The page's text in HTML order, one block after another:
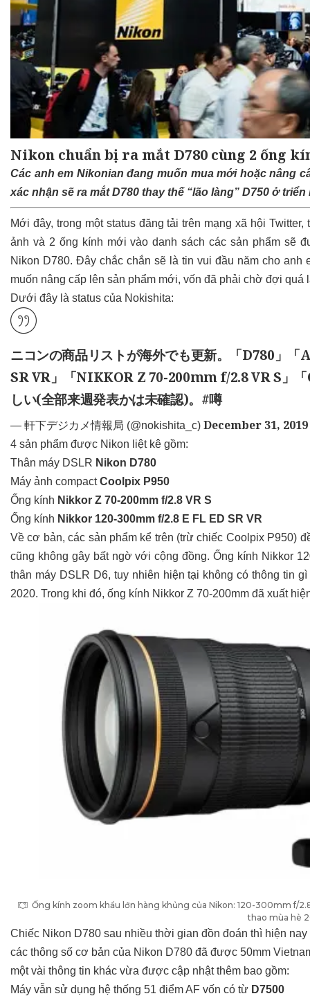
Nikon chuẩn bị ra mắt D780 cùng 2 ống
Các anh em Nikonian đang muốn mua mới hoặc nâng
xác nhận sẽ ra mắt D780 thay thế “lão làng” D750 ở triển
Mới đây, trong một status đăng tải trên mạng xã hội
ảnh và 2 ống kính mới vào danh sách các sản phẩm sẽ
Nikon D780. Đây chắc chắn sẽ là tin vui đầu năm cho
muốn nâng cấp lên sản phẩm mới, vốn đã phải chờ đợi quá
Dưới đây là status của Nokishita:
ニコンの商品リストが海外でも更新。「D780」
SR VR」「NIKKOR Z 70-200mm f/2.8 VR S」
しい(全部来週発表かは未確認)。 #噂
— 軒下デジカメ情報局 (@nokishita_c) December 31, 2019
4 sản phẩm được Nikon liệt kê gồm:
Thân máy DSLR Nikon D780
Máy ảnh compactCoolpix P950
Ống kính Nikkor Z 70-200mm f/2.8 VR S
Ống kính Nikkor 120-300mm f/2.8 E FL ED SR VR
Về cơ bản, các sản phẩm kể trên (trừ chiếc Coolpix P950)
cũng không gây bất ngờ với cộng đồng. Ống kính Nikkor
thân máy DSLR D6, tuy nhiên hiện tại không có thông tin
2020. Trong khi đó, ống kính Nikkor Z 70-200mm đã xuất
Ống kính zoom khẩu lớn hàng khủng của Nikon: 120-300mm f/
thao mùa hè
Chiếc Nikon D780 sau nhiều thời gian đồn đoán thì hiện
các thông số cơ bản của Nikon D780 đã được 50mm
một vài thông tin khác vừa được cập nhật thêm bao gồm:
Máy vẫn sử dụng hệ thống 51 điểm AF vốn có từ D7500